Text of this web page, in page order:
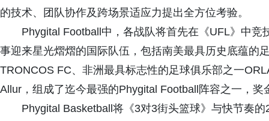
的技术、团队协作及跨场景适应力提出全方位考验。
Phygital Football中，各战队将首先在《UFL》中
事迎来星光熠熠的国际队伍，包括南美最具历史底蕴的
TRONCOS FC、非洲最具标志性的足球俱乐部之一
Allur，组成了迄今最强的Phygital Football阵容之一，奖
Phygital Basketball将《3对3街头篮球》与快节奏